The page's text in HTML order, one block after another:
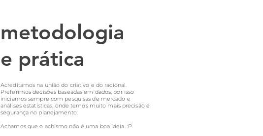
metodologia
e prática
Acreditamos na união do criativo e do racional.
Preferimos decisões baseadas em dados, por isso
iniciamos sempre com pesquisas de mercado e
análises estatísticas, onde temos muito mais precisão e
segurança no planejamento.
Achamos que o achismo não é uma boa ideia. :P